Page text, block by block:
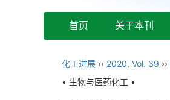
首页 关于本刊
化工进展 ›› 2020, Vol. 39 ››
• 生物与医药化工 •